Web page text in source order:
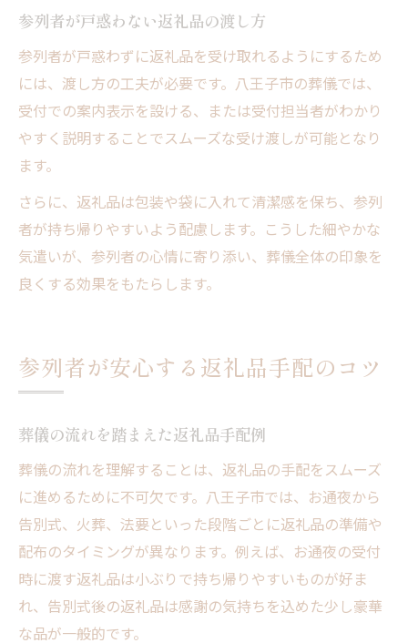
参列者が戸惑わない返礼品の渡し方
参列者が戸惑わずに返礼品を受け取れるようにするため
には、渡し方の工夫が必要です。八王子市の葬儀では、
受付での案内表示を設ける、または受付担当者がわかり
やすく説明することでスムーズな受け渡しが可能となり
ます。
さらに、返礼品は包装や袋に入れて清潔感を保ち、参列
者が持ち帰りやすいよう配慮します。こうした細やかな
気遣いが、参列者の心情に寄り添い、葬儀全体の印象を
良くする効果をもたらします。
参列者が安心する返礼品手配のコツ
葬儀の流れを踏まえた返礼品手配例
葬儀の流れを理解することは、返礼品の手配をスムーズ
に進めるために不可欠です。八王子市では、お通夜から
告別式、火葬、法要といった段階ごとに返礼品の準備や
配布のタイミングが異なります。例えば、お通夜の受付
時に渡す返礼品は小ぶりで持ち帰りやすいものが好ま
れ、告別式後の返礼品は感謝の気持ちを込めた少し豪華
な品が一般的です。